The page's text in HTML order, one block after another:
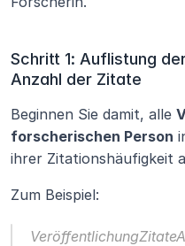
Schritt 1: Auflistung
Anzahl der Zitate
Beginnen Sie damit, alle
forscherischen Person
ihrer Zitationshäufigkeit
Zum Beispiel: